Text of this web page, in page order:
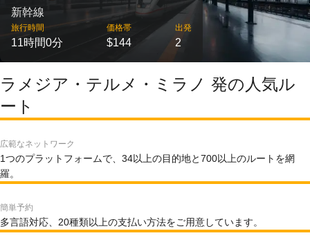
新幹線
旅行時間
11時間0分
価格帯
$144
出発
2
ラメジア・テルメ・ミラノ 発の人気ル
ート
広範なネットワーク
1つのプラットフォームで、34以上の目的地と700以上のルートを網
羅。
簡単予約
多言語対応、20種類以上の支払い方法をご用意しています。